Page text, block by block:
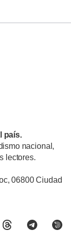
país.
nacional,
lectores.
06800 Ciudad